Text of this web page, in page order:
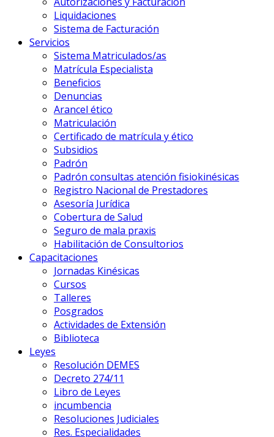
Liquidaciones
Sistema de Facturación
Servicios
Sistema Matriculados/as
Matrícula Especialista
Beneficios
Denuncias
Arancel ético
Matriculación
Certificado de matrícula y ético
Subsidios
Padrón
Padrón consultas atención fisiokinésicas
Registro Nacional de Prestadores
Asesoría Jurídica
Cobertura de Salud
Seguro de mala praxis
Habilitación de Consultorios
Capacitaciones
Jornadas Kinésicas
Cursos
Talleres
Posgrados
Actividades de Extensión
Biblioteca
Leyes
Resolución DEMES
Decreto 274/11
Libro de Leyes
incumbencia
Resoluciones Judiciales
Res. Especialidades